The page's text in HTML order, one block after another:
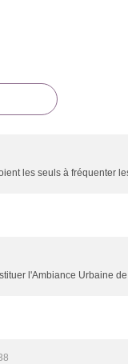
les seuls à fréquenter
l'Ambiance Urbaine